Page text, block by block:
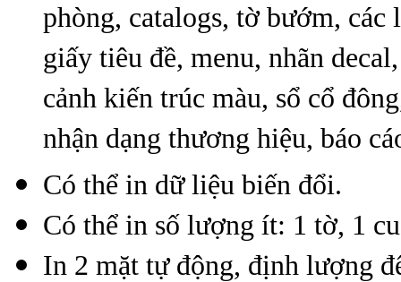
phòng, catalogs, tờ bướm,
giấy tiêu đề, menu, nhãn
cảnh kiến trúc màu, sổ cổ
nhận dạng thương hiệu, báo
Có thể in dữ liệu biến đổi.
Có thể in số lượng ít: 1 tờ, 1
In 2 mặt tự động, định lượng